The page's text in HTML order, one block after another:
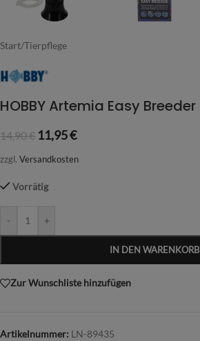
Start/Tierpflege
HOBBY Artemia Easy Breeder
14,90€ 11,95€
zzgl. Versandkosten
Vorrätig
- +
IN DEN WARENKORB
Zur Wunschliste hinzufügen
Artikelnummer: LN-89435